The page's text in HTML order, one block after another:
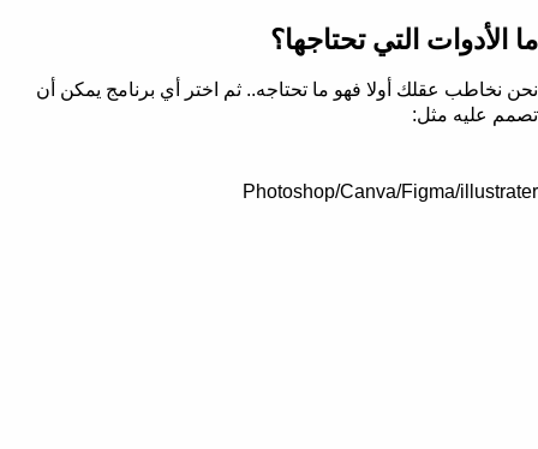
ما الأدوات التي تحتاجها؟
نحن نخاطب عقلك أولا فهو ما تحتاجه.. ثم اختر أي برنامج يمكن أن
تصمم عليه مثل:
Photoshop/Canva/Figma/illustrater